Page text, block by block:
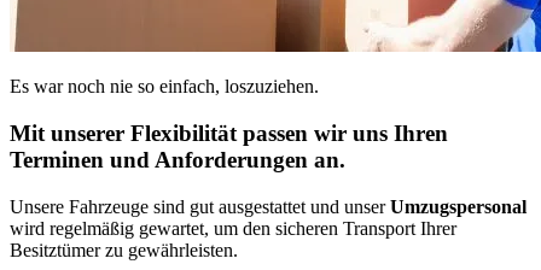
Es war noch nie so einfach, loszuziehen.
Mit unserer Flexibilität passen wir uns Ihren
Terminen und Anforderungen an.
Unsere Fahrzeuge sind gut ausgestattet und unserUmzugspersonal
wird regelmäßig gewartet, um den sicheren Transport Ihrer
Besitztümer zu gewährleisten.